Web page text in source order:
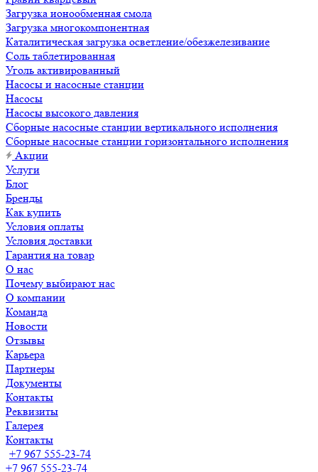
Загрузка ионообменная смола
Загрузка многокомпонентная
Каталитическая загрузка осветление/обезжелезивание
Соль таблетированная
Уголь активированный
Насосы и насосные станции
Насосы
Насосы высокого давления
Сборные насосные станции вертикального исполнения
Сборные насосные станции горизонтального исполнения
Акции
Услуги
Блог
Бренды
Как купить
Условия оплаты
Условия доставки
Гарантия на товар
О нас
Почему выбирают нас
О компании
Команда
Новости
Отзывы
Карьера
Партнеры
Документы
Контакты
Реквизиты
Галерея
Контакты
+7 967 555-23-74
+7 967 555-23-74